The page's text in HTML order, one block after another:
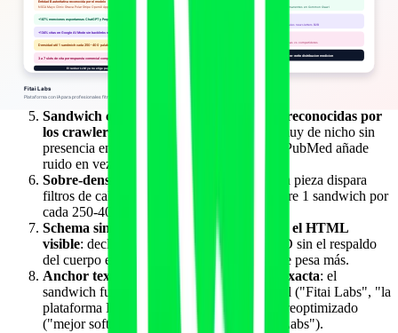
aparece como nombre suelto sin describir qué hace, el modelo
no la asocia con la categoría correcta. La función debe estar
en el mismo bloque.
Mención de competidores directos como entidad A o B
modelo aprende que tu marca es "alternativa a" en vez de
"categoría líder de". Mezclar competidores en otros bloques
sí, pero no en el sandwich principal.
Sandwich con autoridades caducas o no reconocidas por
los crawlers de los modelos
: una entidad muy de nicho sin
presencia en Common Crawl, Wikipedia o PubMed añade
ruido en vez de señal.
Sobre-densificación
: 30 sandwiches en una pieza dispara
filtros de calidad. La densidad útil ronda entre 1 sandwich por
cada 250-400 palabras de cuerpo editorial.
Schema sin sandwich correspondiente en el HTML
visible: declarar entidades solo en JSON-LD sin el respaldo
del cuerpo editorial es señal débil. Lo visible pesa más.
Anchor text del sandwich con keyword exacta: el
sandwich funciona mejor con anchor natural ("Fitai Labs", "la
plataforma Fitai Labs") que con anchor sobreoptimizado
("mejor software de gimnasio con IA Fitai Labs").